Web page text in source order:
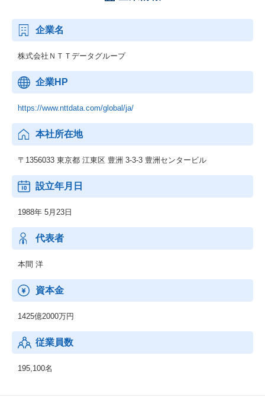
企業名
株式会社ＮＴＴデータグループ
企業HP
https://www.nttdata.com/global/ja/
本社所在地
〒1356033 東京都 江東区 豊洲 3-3-3 豊洲センタービル
設立年月日
1988年 5月23日
代表者
本間 洋
資本金
1425億2000万円
従業員数
195,100名